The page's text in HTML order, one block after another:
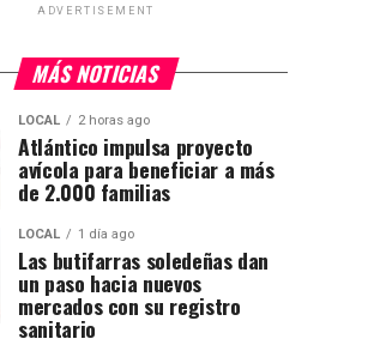
ADVERTISEMENT
MÁS NOTICIAS
LOCAL 2 horas ago
Atlántico impulsa proyecto
avícola para beneficiar a más
de 2.000 familias
LOCAL 1 día ago
Las butifarras soledeñas dan
un paso hacia nuevos
mercados con su registro
sanitario